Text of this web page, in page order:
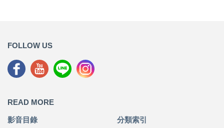
FOLLOW US
READ MORE
影音目錄 分類索引